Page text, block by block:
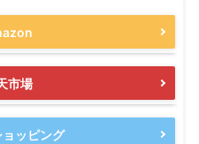
市場
ッピング